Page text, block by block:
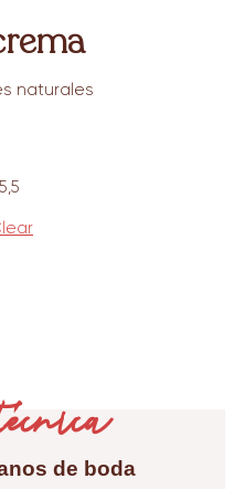
naturales
de boda